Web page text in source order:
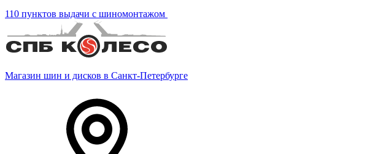
110 пунктов выдачи с шиномонтажом
Магазин шин и дисков в Санкт-Петербурге